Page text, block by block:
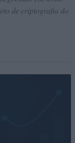
de criptografia do